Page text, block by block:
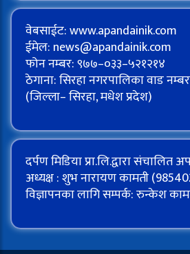
वेबसाईट: www.apandainik.com
ईमेल: news@apandainik.com
फोन नम्बर: ९७७–०३३–५२१२१४
ठेगाना: सिरहा नगरपालिका वाड
(जिल्ला– सिरहा, मधेश प्रदेश)
दर्पण मिडिया प्रा.लि.द्वारा
अध्यक्ष : शुभ नारायण कामती
विज्ञापनका लागि सम्पर्क: रुन्केश